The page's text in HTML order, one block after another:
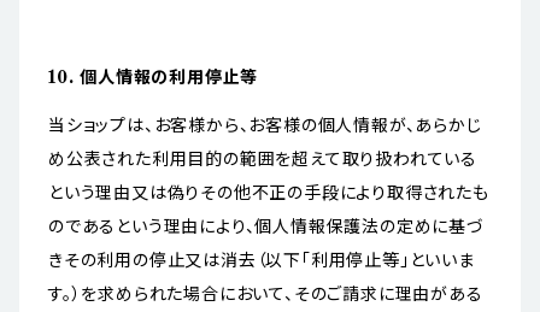
10. 個人情報の利用停止等
当ショップは、お客様から、お客様の個人情報が、あらかじ
め公表された利用目的の範囲を超えて取り扱われている
という理由又は偽りその他不正の手段により取得されたも
のであるという理由により、個人情報保護法の定めに基づ
きその利用の停止又は消去（以下「利用停止等」といいま
す。）を求められた場合において、そのご請求に理由がある